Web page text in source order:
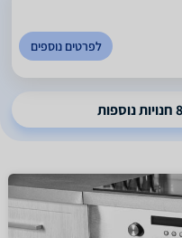
לפרטים נוספים